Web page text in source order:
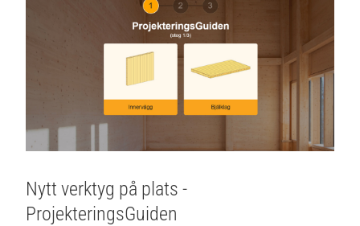
Nytt verktyg på plats -
ProjekteringsGuiden